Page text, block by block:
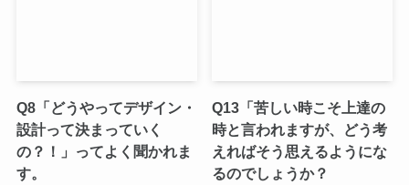
Q8「どうやってデザイン・
設計って決まっていく
の？！」ってよく聞かれま
す。
Q13「苦しい時こそ上達の
時と言われますが、どう考
えればそう思えるようにな
るのでしょうか？